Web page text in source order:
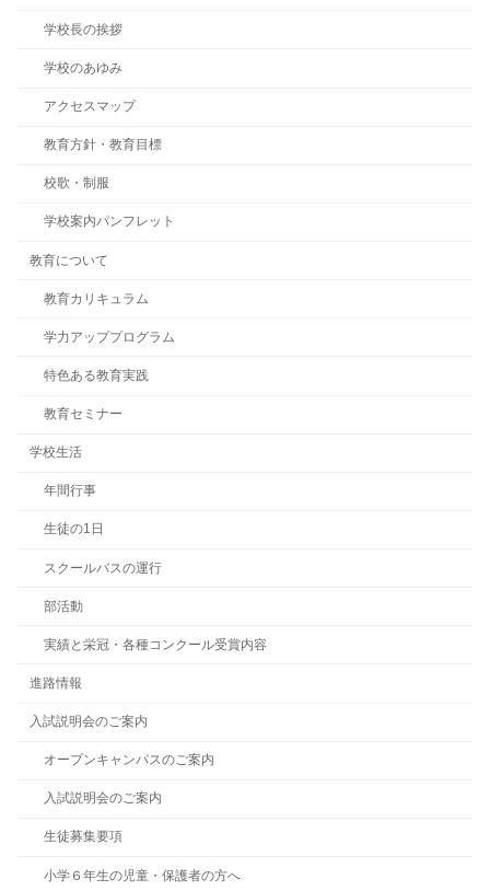
学校長の挨拶
学校のあゆみ
アクセスマップ
教育方針・教育目標
校歌・制服
学校案内パンフレット
教育について
教育カリキュラム
学力アッププログラム
特色ある教育実践
教育セミナー
学校生活
年間行事
生徒の1日
スクールバスの運行
部活動
実績と栄冠・各種コンクール受賞内容
進路情報
入試説明会のご案内
オープンキャンパスのご案内
入試説明会のご案内
生徒募集要項
小学６年生の児童・保護者の方へ